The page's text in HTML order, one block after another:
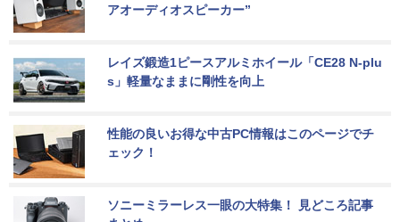
アオーディオスピーカー”
レイズ鍛造1ピースアルミホイール「CE28 N-plu
s」軽量なままに剛性を向上
性能の良いお得な中古PC情報はこのページでチ
ェック！
ソニーミラーレス一眼の大特集！ 見どころ記事